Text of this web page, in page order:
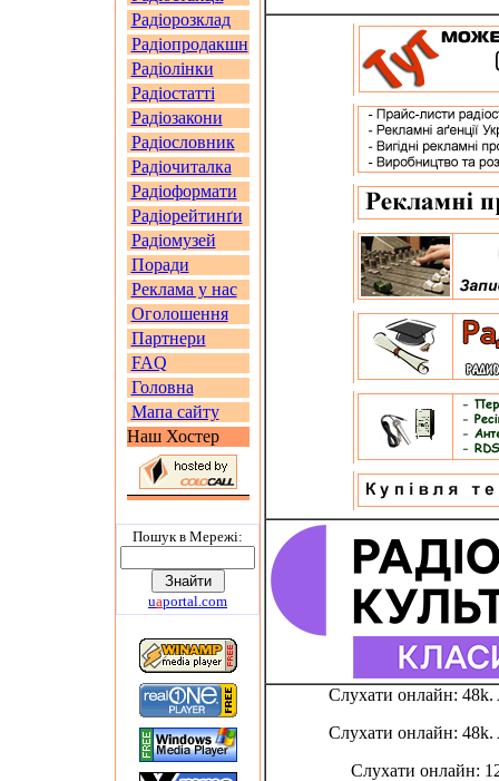
Радіорозклад
Радіопродакшн
Радіолінки
Радіостатті
Радіозакони
Радіословник
Радіочиталка
Радіоформати
Радіорейтинґи
Радіомузей
Поради
Реклама у нас
Оголошення
Партнери
FAQ
Головна
Мапа сайту
Наш Хостер
Пошук в Мережi:
uaportal.com
Слухати онлайн:
Слухати онлайн:
Слухати онлайн: